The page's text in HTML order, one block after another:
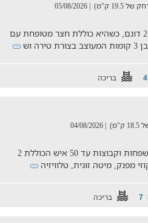
ק"מ) | 05/08/2026
וילת פאר יוקרתית הנפרשת על פני 2 דונם, כשהיא כוללת חצר מטופחת עם
וש
4 בריכה
| 04/08/2026
וילה גדולה, מטופחת ומאובזרת חמשפחות וקבוצות עד 50 איש הכוללת 2
7 בריכה